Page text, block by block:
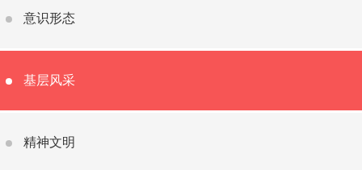
意识形态
基层风采
精神文明